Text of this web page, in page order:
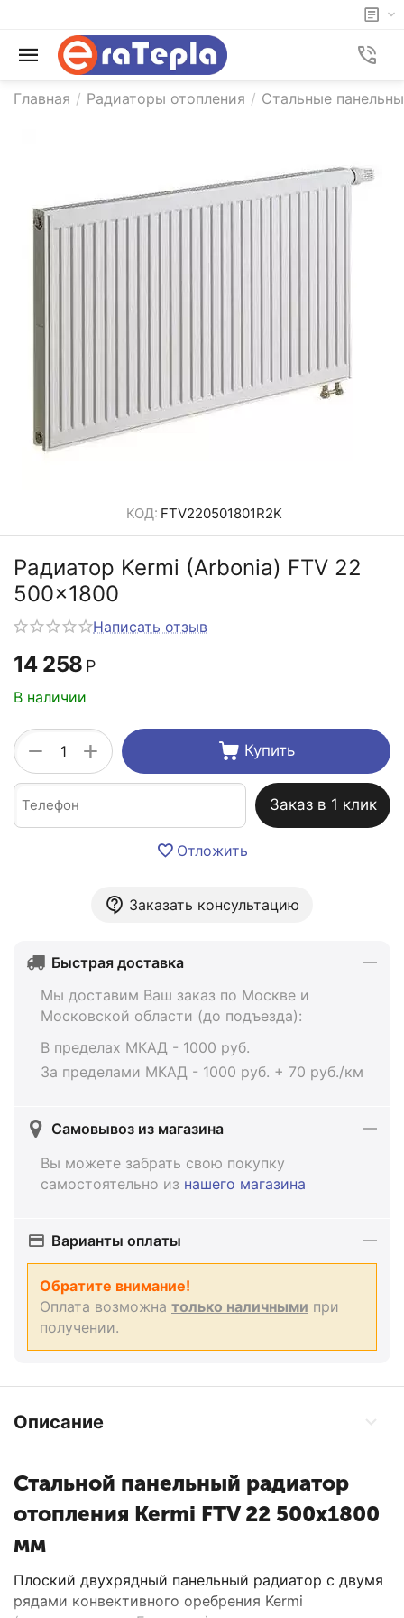
Главная / Радиаторы отопления / Стальные
КОД: FTV220501801R2K
Радиатор Kermi (Arbonia) FTV 22
500x1800
Написать отзыв
14 258 Р
В наличии
+
− Купить
Заказ в 1 клик
Отложить
Заказать консультацию
Быстрая доставка
Мы доставим Ваш заказ по Москве и
Московской области (до подъезда):
В пределах МКАД - 1000 руб.
За пределами МКАД - 1000 руб. + 70 руб./км
Самовывоз из магазина
Вы можете забрать свою покупку
самостоятельно из нашего магазина
Варианты оплаты
Обратите внимание!
Оплата возможна только наличными при
получении.
Описание
Стальной панельный радиатор
отопления Kermi FTV 22 500x1800
мм
Плоский двухрядный панельный радиатор с двумя
рядами конвективного оребрения Kermi